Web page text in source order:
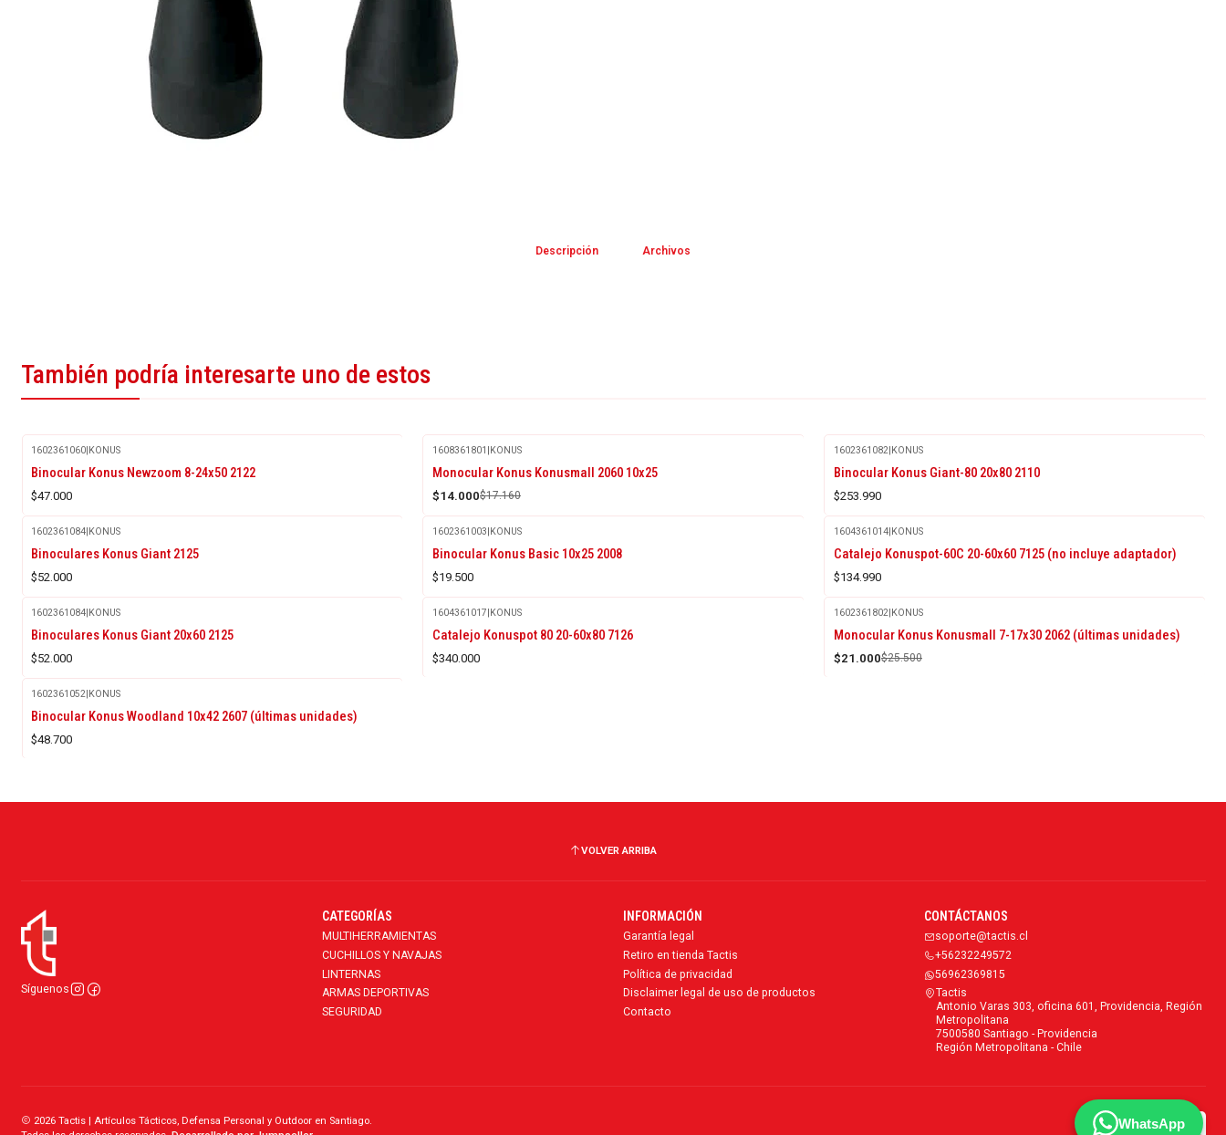
Descripción Archivos
También podría interesarte uno de estos
1602361060|KONUS
Binocular Konus Newzoom 8-24x50 2122
$47.000
-18%
OFF
Agotado
1608361801 |KONUS
Monocular Konus Konusmall 2060 10x25
$14.000$17.160
1602361082|KONUS
Binocular Konus Giant-80 20x80 2110
$253.990
1602361084|KONUS
Binoculares Konus Giant 2125
$52.000
1602361003|KONUS
Binocular Konus Basic 10x25 2008
$19.500
1604361014|KONUS
Catalejo Konuspot-60C 20-60x60 7125 (no incluye adaptador)
$134.990
1602361084|KONUS
Binoculares Konus Giant 20x60 2125
$52.000
1604361017|KONUS
Catalejo Konuspot 80 20-60x80 7126
$340.000
-18%
OFF
Agotado
1602361802|KONUS
Monocular Konus Konusmall 7-17x30 2062 (últimas unidades)
$21.000$25.500
1602361052|KONUS
Binocular Konus Woodland 10x42 2607 (últimas unidades)
$48.700
VOLVER ARRIBA
Síguenos
CATEGORÍAS
MULTIHERRAMIENTAS
CUCHILLOS Y NAVAJAS
LINTERNAS
ARMAS DEPORTIVAS
SEGURIDAD
INFORMACIÓN
Garantía legal
Retiro en tienda Tactis
Política de privacidad
Disclaimer legal de uso de productos
Contacto
CONTÁCTANOS
soporte@tactis.cl
+56232249572
56962369815
Tactis
Antonio Varas 303, oficina 601, Providencia, Región
Metropolitana
7500580 Santiago - Providencia
Región Metropolitana - Chile
2026 Tactis | Artículos Tácticos, Defensa Personal y Outdoor en Santiago.
WhatsApp